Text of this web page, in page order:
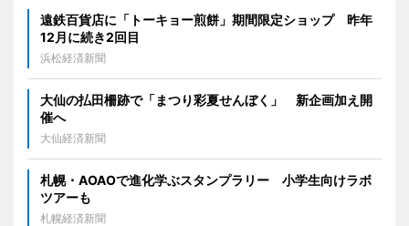
遠鉄百貨店に「トーキョー煎餅」期間限定ショップ 昨年
12月に続き2回目
浜松経済新聞
大仙の払田柵跡で「まつり彩夏せんぼく」 新企画加え開
催へ
大仙経済新聞
札幌・AOAOで進化学ぶスタンプラリー 小学生向けラボ
ツアーも
札幌経済新聞